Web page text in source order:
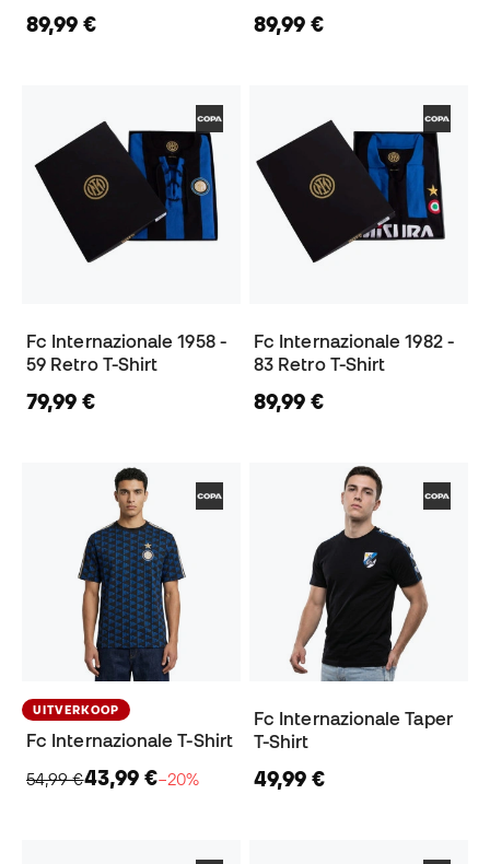
89,99 € 89,99 €
Fc Internazionale 1958 -
59 Retro T-Shirt
79,99 €
Fc Internazionale 1982 -
83 Retro T-Shirt
89,99 €
UITVERKOOP
Fc Internazionale T-Shirt
54,99 €43,99 €−20%
Fc Internazionale Taper
T-Shirt
49,99 €